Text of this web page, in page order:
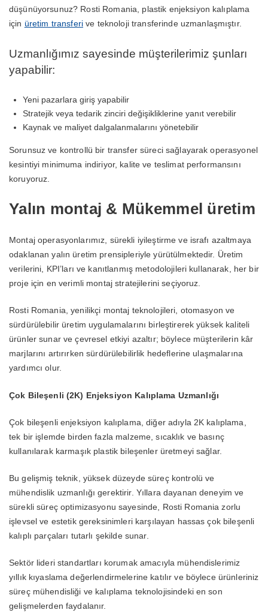
düşünüyorsunuz? Rosti Romania, plastik enjeksiyon kalıplama
için üretim transferive teknoloji transferinde uzmanlaşmıştır.
Uzmanlığımız sayesinde müşterilerimiz şunları
yapabilir:
Yeni pazarlara giriş yapabilir
Stratejik veya tedarik zinciri değişikliklerine yanıt verebilir
Kaynak ve maliyet dalgalanmalarını yönetebilir
Sorunsuz ve kontrollü bir transfer süreci sağlayarak operasyonel
kesintiyi minimuma indiriyor, kalite ve teslimat performansını
koruyoruz.
Yalın montaj & Mükemmel üretim
Montaj operasyonlarımız, sürekli iyileştirme ve israfı azaltmaya
odaklanan yalın üretim prensipleriyle yürütülmektedir. Üretim
verilerini, KPI’ları ve kanıtlanmış metodolojileri kullanarak, her bir
proje için en verimli montaj stratejilerini seçiyoruz.
Rosti Romania, yenilikçi montaj teknolojileri, otomasyon ve
sürdürülebilir üretim uygulamalarını birleştirerek yüksek kaliteli
ürünler sunar ve çevresel etkiyi azaltır; böylece müşterilerin kâr
marjlarını artırırken sürdürülebilirlik hedeflerine ulaşmalarına
yardımcı olur.
Çok Bileşenli (2K) Enjeksiyon Kalıplama Uzmanlığı
Çok bileşenli enjeksiyon kalıplama, diğer adıyla 2K kalıplama,
tek bir işlemde birden fazla malzeme, sıcaklık ve basınç
kullanılarak karmaşık plastik bileşenler üretmeyi sağlar.
Bu gelişmiş teknik, yüksek düzeyde süreç kontrolü ve
mühendislik uzmanlığı gerektirir. Yıllara dayanan deneyim ve
sürekli süreç optimizasyonu sayesinde, Rosti Romania zorlu
işlevsel ve estetik gereksinimleri karşılayan hassas çok bileşenli
kalıplı parçaları tutarlı şekilde sunar.
Sektör lideri standartları korumak amacıyla mühendislerimiz
yıllık kıyaslama değerlendirmelerine katılır ve böylece ürünleriniz
süreç mühendisliği ve kalıplama teknolojisindeki en son
gelişmelerden faydalanır.